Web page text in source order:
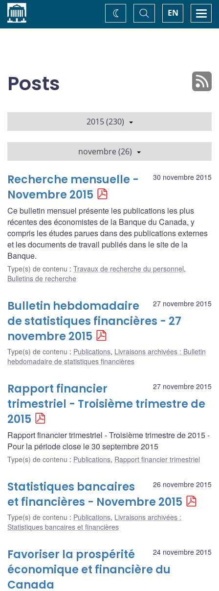
Accueil EN
Basculer
la
recherche
Changez
de
Posts
2015 (230)
novembre (26)
30 novembre 2015
Recherche mensuelle -
Novembre 2015
Ce bulletin mensuel présente les publications les plus
récentes des économistes de la Banque du Canada, y
compris les études parues dans des publications externes
et les documents de travail publiés dans le site de la
Banque.
Type(s) de contenu : Travaux de recherche du personnel,
Bulletins de recherche
27 novembre 2015
Bulletin hebdomadaire
de statistiques financières - 27
novembre 2015
Type(s) de contenu : Publications, Livraisons archivées : Bulletin
hebdomadaire de statistiques financières
27 novembre 2015
Rapport financier
trimestriel - Troisième trimestre de
2015
Rapport financier trimestriel - Troisième trimestre de 2015 -
Pour la période close le 30 septembre 2015
Type(s) de contenu : Publications, Rapport financier trimestriel
26 novembre 2015
Statistiques bancaires
et financières - Novembre 2015
Type(s) de contenu : Publications, Livraisons archivées :
Statistiques bancaires et financières
24 novembre 2015
Favoriser la prospérité
économique et financière du
Canada